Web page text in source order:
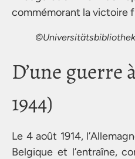
commémorant la victoire
D’une guerre
1944)
Le 4 août 1914,
Belgique et l’entraîne,